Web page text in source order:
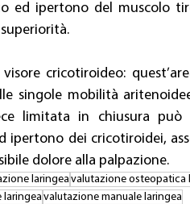
ed ipertono del muscolo
cricotiroideo:
singole mobilità
limitata in chiusura
ipertono dei cricotiroidei,
dolore alla palpazione.
laringeavalutazione osteopatica
laringea valutazione manuale laringea